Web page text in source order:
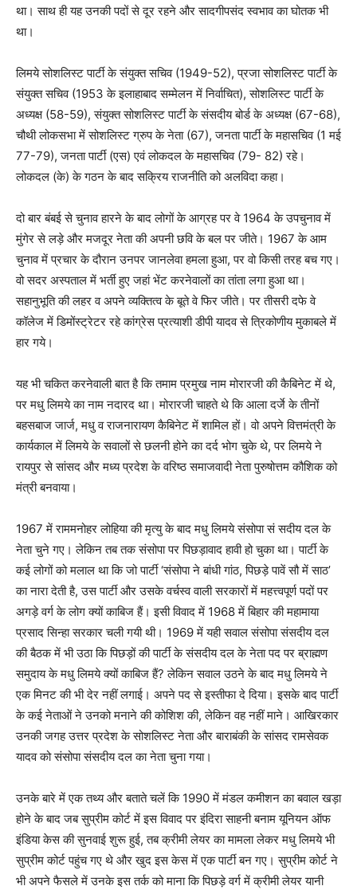
था। साथ ही यह उनकी पदों से दूर रहने और सादगीपसंद स्वभाव का घोतक भी
था।
लिमये सोशलिस्ट पार्टी के संयुक्त सचिव (1949-52), प्रजा सोशलिस्ट पार्टी के
संयुक्त सचिव (1953 के इलाहाबाद सम्मेलन में निर्वाचित), सोशलिस्ट पार्टी के
अध्यक्ष (58-59), संयुक्त सोशलिस्ट पार्टी के संसदीय बोर्ड के अध्यक्ष (67-68),
चौथी लोकसभा में सोशलिस्ट ग्रुप के नेता (67), जनता पार्टी के महासचिव (1 मई
77-79), जनता पार्टी (एस) एवं लोकदल के महासचिव (79- 82) रहे।
लोकदल (के) के गठन के बाद सक्रिय राजनीति को अलविदा कहा।
दो बार बंबई से चुनाव हारने के बाद लोगों के आग्रह पर वे 1964 के उपचुनाव में
मुंगेर से लड़े और मजदूर नेता की अपनी छवि के बल पर जीते। 1967 के आम
चुनाव में प्रचार के दौरान उनपर जानलेवा हमला हुआ, पर वो किसी तरह बच गए।
वो सदर अस्पताल में भर्ती हुए जहां भेंट करनेवालों का तांता लगा हुआ था।
सहानुभूति की लहर व अपने व्यक्तित्व के बूते वे फिर जीते। पर तीसरी दफे वे
कॉलेज में डिमोंस्ट्रेटर रहे कांग्रेस प्रत्याशी डीपी यादव से त्रिकोणीय मुकाबले में
हार गये।
यह भी चकित करनेवाली बात है कि तमाम प्रमुख नाम मोरारजी की कैबिनेट में थे,
पर मधु लिमये का नाम नदारद था। मोरारजी चाहते थे कि आला दर्जे के तीनों
बहसबाज जार्ज, मधु व राजनारायण कैबिनेट में शामिल हों। वो अपने वित्तमंत्री के
कार्यकाल में लिमये के सवालों से छलनी होने का दर्द भोग चुके थे, पर लिमये ने
रायपुर से सांसद और मध्य प्रदेश के वरिष्ठ समाजवादी नेता पुरुषोत्तम कौशिक को
मंत्री बनवाया।
1967 में राममनोहर लोहिया की मृत्यु के बाद मधु लिमये संसोपा सं सदीय दल के
नेता चुने गए। लेकिन तब तक संसोपा पर पिछड़ावाद हावी हो चुका था। पार्टी के
कई लोगों को मलाल था कि जो पार्टी ‘संसोपा ने बांधी गांठ, पिछड़े पावें सौ में साठ’
का नारा देती है, उस पार्टी और उसके वर्चस्व वाली सरकारों में महत्त्वपूर्ण पदों पर
अगड़े वर्ग के लोग क्यों काबिज हैं। इसी विवाद में 1968 में बिहार की महामाया
प्रसाद सिन्हा सरकार चली गयी थी। 1969 में यही सवाल संसोपा संसदीय दल
की बैठक में भी उठा कि पिछड़ों की पार्टी के संसदीय दल के नेता पद पर ब्राह्मण
समुदाय के मधु लिमये क्यों काबिज हैं? लेकिन सवाल उठने के बाद मधु लिमये ने
एक मिनट की भी देर नहीं लगाई। अपने पद से इस्तीफा दे दिया। इसके बाद पार्टी
के कई नेताओं ने उनको मनाने की कोशिश की, लेकिन वह नहीं माने। आखिरकार
उनकी जगह उत्तर प्रदेश के सोशलिस्ट नेता और बाराबंकी के सांसद रामसेवक
यादव को संसोपा संसदीय दल का नेता चुना गया।
उनके बारे में एक तथ्य और बताते चलें कि 1990 में मंडल कमीशन का बवाल खड़ा
होने के बाद जब सुप्रीम कोर्ट में इस विवाद पर इंदिरा साहनी बनाम यूनियन ऑफ
इंडिया केस की सुनवाई शुरू हुई, तब क्रीमी लेयर का मामला लेकर मधु लिमये भी
सुप्रीम कोर्ट पहुंच गए थे और खुद इस केस में एक पार्टी बन गए। सुप्रीम कोर्ट ने
भी अपने फैसले में उनके इस तर्क को माना कि पिछड़े वर्ग में क्रीमी लेयर यानी